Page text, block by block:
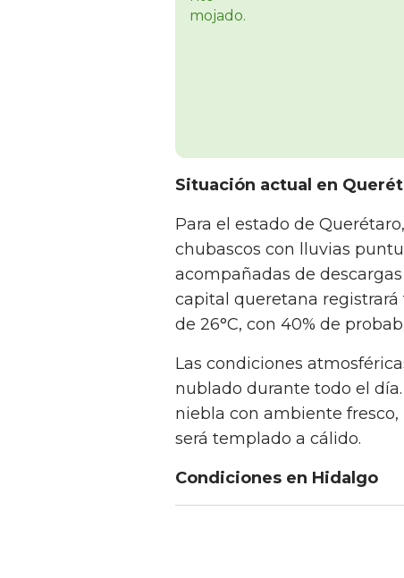
Situación actual en
Para el estado de
chubascos con lluvias
acompañadas de
capital queretana
de 26°C, con 40% de
Las condiciones
nublado durante todo el
niebla con ambiente
será templado a cálido.
Condiciones en Hidalgo